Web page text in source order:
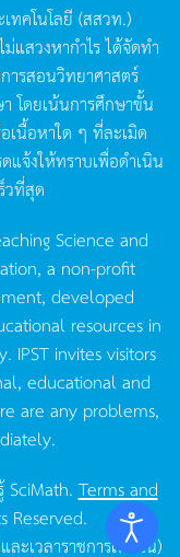
ทคโนโลยี (สสวท.)
แสวงหากำไรได้จัดทำ
ารสอนวิทยาศาสตร์
โดยเน้นการศึกษาขั้น
นื้อหาใด ๆ ที่ละเมิด
แจ้งให้ทราบเพื่อดำเนิน
วที่สุด
Science and
a non-profit
developed
resources in
IPST invites visitors
educational and
are any problems,
SciMath.Terms and
Reserved.
ละเวลาราชการเท่านั้น)